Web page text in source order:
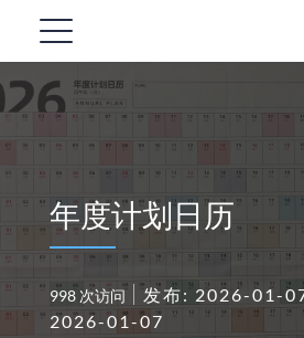
年度计划日历
998 次访问 发布: 2026-01-
2026-01-07